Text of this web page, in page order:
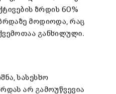
ზრდის 60%
მოდიოდა, რაც
განხილული.
სასესხო
არ გამოუწვევია